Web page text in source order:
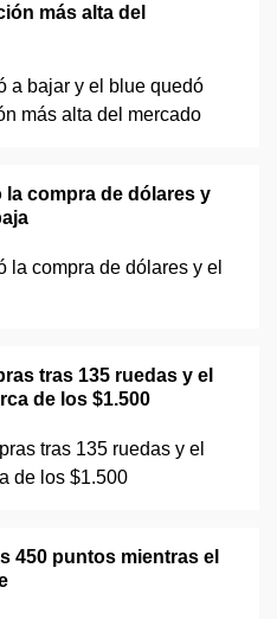
más alta del
la compra de dólares y
tras 135 ruedas y el
de los $1.500
450 puntos mientras el